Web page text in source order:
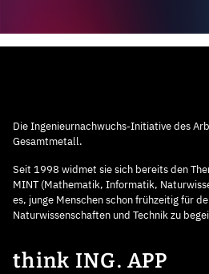
Die Ingenieurnachwuchs-Initiative des
Gesamtmetall.
Seit 1998 widmet sie sich bereits den
MINT (Mathematik, Informatik,
es, junge Menschen schon frühzeitig für
Naturwissenschaften und Technik zu
think ING. APP